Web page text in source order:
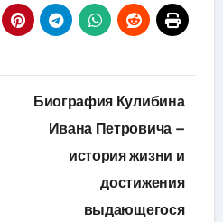
Биография Кулибина
Ивана Петровича –
история жизни и
достижения
выдающегося